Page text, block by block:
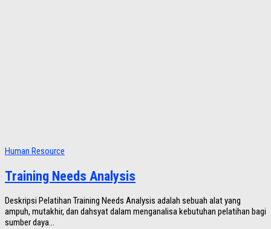
Human Resource
Training Needs Analysis
Deskripsi Pelatihan Training Needs Analysis adalah sebuah alat yang
ampuh, mutakhir, dan dahsyat dalam menganalisa kebutuhan pelatihan bagi
sumber daya...